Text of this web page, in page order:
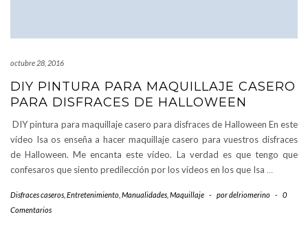
octubre 28, 2016
DIY PINTURA PARA MAQUILLAJE CASERO
PARA DISFRACES DE HALLOWEEN
DIY pintura para maquillaje casero para disfraces de Halloween En este
vídeo Isa os enseña a hacer maquillaje casero para vuestros disfraces
de Halloween. Me encanta este vídeo. La verdad es que tengo que
confesaros que siento predilección por los vídeos en los que Isa …
Disfraces caseros Entretenimiento Manualidades Maquillaje - pordelriomerino -
0
Comentarios